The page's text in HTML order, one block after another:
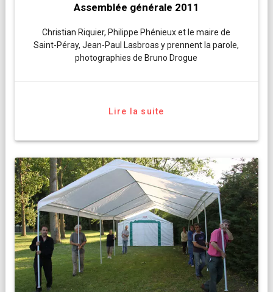
Assemblée générale 2011
Christian Riquier, Philippe Phénieux et le maire de
Saint-Péray, Jean-Paul Lasbroas y prennent la parole,
photographies de Bruno Drogue
Lire la suite